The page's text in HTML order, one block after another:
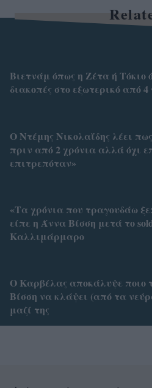
Βιετνάμ όπως η Ζέτα ή Τόκιο
διακοπές στο εξωτερικό από
Ο Ντέμης Νικολαΐδης λέει
πριν από 2 χρόνια αλλά όχι
επιτρεπόταν»
«Τα χρόνια που τραγουδάω
είπε η Άννα Βίσση μετά το
Καλλιμάρμαρο
Ο Καρβέλας αποκάλυψε ποιο
Βίσση να κλάψει (από τα
μαζί της